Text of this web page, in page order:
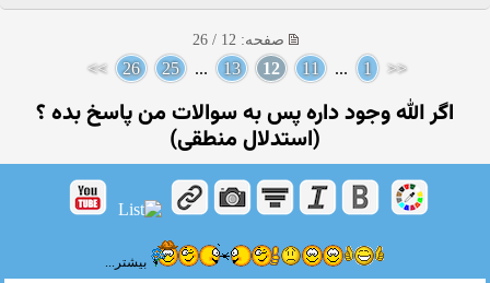
صفحه: 12 / 26
<<
1
...
11
12
13
...
25
26
>>
اگر الله وجود داره پس به سوالات من پاسخ بده ؟
(استدلال منطقی)
بیشتر...